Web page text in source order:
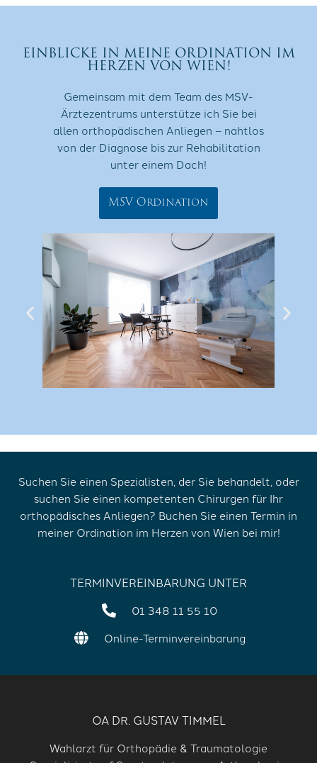
EINBLICKE IN MEINE ORDINATION IM
HERZEN VON WIEN!
Gemeinsam mit dem Team des MSV-
Ärztezentrums unterstütze ich Sie bei
allen orthopädischen Anliegen – nahtlos
von der Diagnose bis zur Rehabilitation
unter einem Dach!
MSV Ordination
Suchen Sie einen Spezialisten, der Sie behandelt, oder
suchen Sie einen kompetenten Chirurgen für Ihr
orthopädisches Anliegen? Buchen Sie einen Termin in
meiner Ordination im Herzen von Wien bei mir!
TERMINVEREINBARUNG UNTER
01 348 11 55 10
Online-Terminvereinbarung
OA DR. GUSTAV TIMMEL
Wahlarzt für Orthopädie & Traumatologie